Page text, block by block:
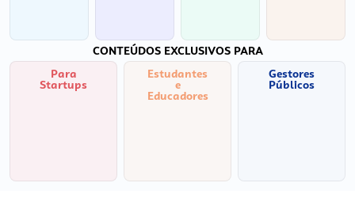
CONTEÚDOS EXCLUSIVOS PARA
Para
Startups
Estudantes
e
Educadores
Gestores
Públicos